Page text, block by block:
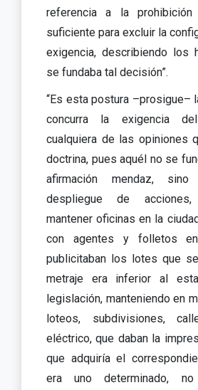
referencia a la
suficiente para excluir la
exigencia, describiendo los
se fundaba tal decisión”.
“Es esta postura –prosigue–
concurra la exigencia
cualquiera de las opiniones
doctrina, pues aquél no se
afirmación mendaz,
despliegue de
mantener oficinas en la
con agentes y folletos
publicitaban los lotes que
metraje era inferior al
legislación, manteniendo en
loteos, subdivisiones,
eléctrico, que daban la
que adquiría el
era uno determinado,